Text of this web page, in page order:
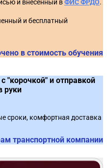
ЗаказРФ)
ЭТП (РТС-Тендер,ТЭК-Торг,
и внесенный вФИС ФРДО.
и бесплатный
в стоимость обучения
"корочкой" и отправкой
руки
сроки, комфортная доставка
транспортной компании